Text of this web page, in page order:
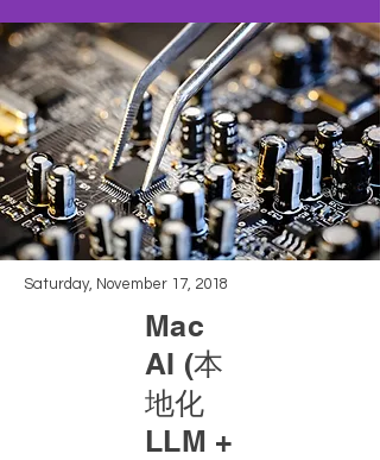
Saturday, November 17, 2018
Mac
AI (本
地化
LLM +